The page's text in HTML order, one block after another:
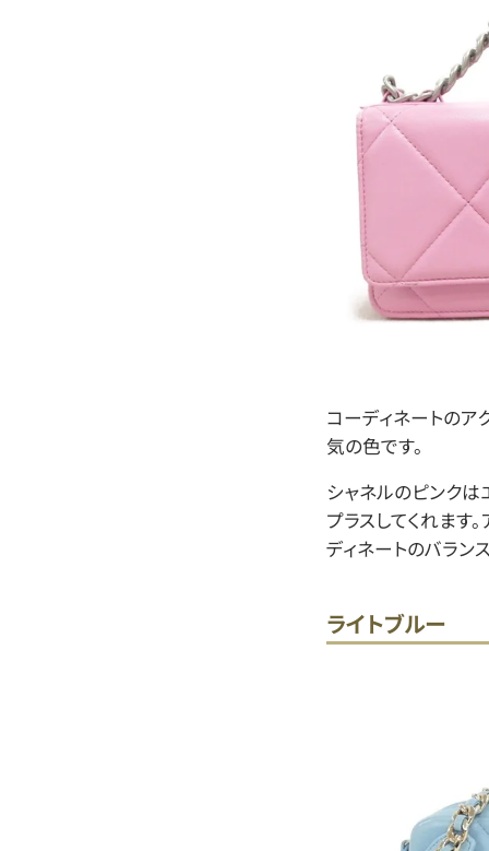
コーディネートのア
気の色です。
シャネルのピンク
プラスしてくれます
ディネートのバラン
ライトブルー